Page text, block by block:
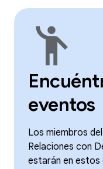
emoji_people
eventos
Los miembros
Relaciones con
estarán en estos